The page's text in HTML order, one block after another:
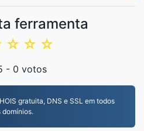
ferramenta
☆
☆
☆
- 0 votos
gratuita, DNS e SSL em todos
domínios.